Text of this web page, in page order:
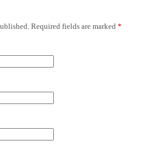
Required fields are marked *